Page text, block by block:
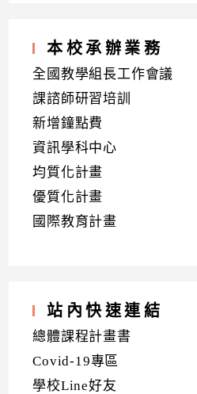
本校承辦業務
全國教學組長工作會議
課諮師研習培訓
新增鐘點費
資訊學科中心
均質化計畫
優質化計畫
國際教育計畫
站內快速連結
總體課程計畫書
Covid-19專區
學校Line好友